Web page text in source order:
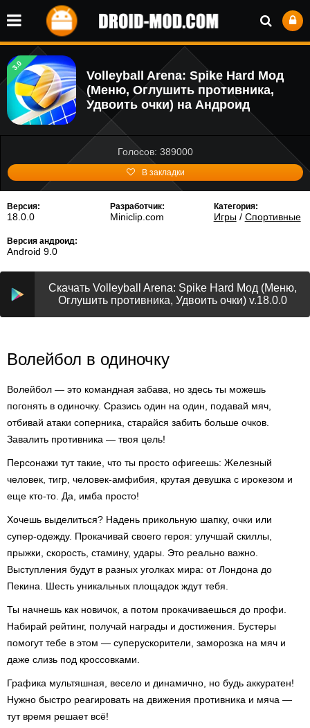
3.0
Volleyball Arena: Spike Hard Мод
(Меню, Оглушить противника,
Удвоить очки) на Андроид
Голосов: 389000
В закладки
Версия:
18.0.0
Разработчик:
Miniclip.com
Категория:
Игры/ Спортивные
Версия андроид:
Android 9.0
Скачать Volleyball Arena: Spike Hard Мод (Меню,
Оглушить противника, Удвоить очки) v.18.0.0
Волейбол в одиночку
Волейбол — это командная забава, но здесь ты можешь
погонять в одиночку. Сразись один на один, подавай мяч,
отбивай атаки соперника, старайся забить больше очков.
Завалить противника — твоя цель!
Персонажи тут такие, что ты просто офигеешь: Железный
человек, тигр, человек-амфибия, крутая девушка с ирокезом и
еще кто-то. Да, имба просто!
Хочешь выделиться? Надень прикольную шапку, очки или
супер-одежду. Прокачивай своего героя: улучшай скиллы,
прыжки, скорость, стамину, удары. Это реально важно.
Выступления будут в разных уголках мира: от Лондона до
Пекина. Шесть уникальных площадок ждут тебя.
Ты начнешь как новичок, а потом прокачиваешься до профи.
Набирай рейтинг, получай награды и достижения. Бустеры
помогут тебе в этом — суперускорители, заморозка на мяч и
даже слизь под кроссовками.
Графика мультяшная, весело и динамично, но будь аккуратен!
Нужно быстро реагировать на движения противника и мяча —
тут время решает всё!